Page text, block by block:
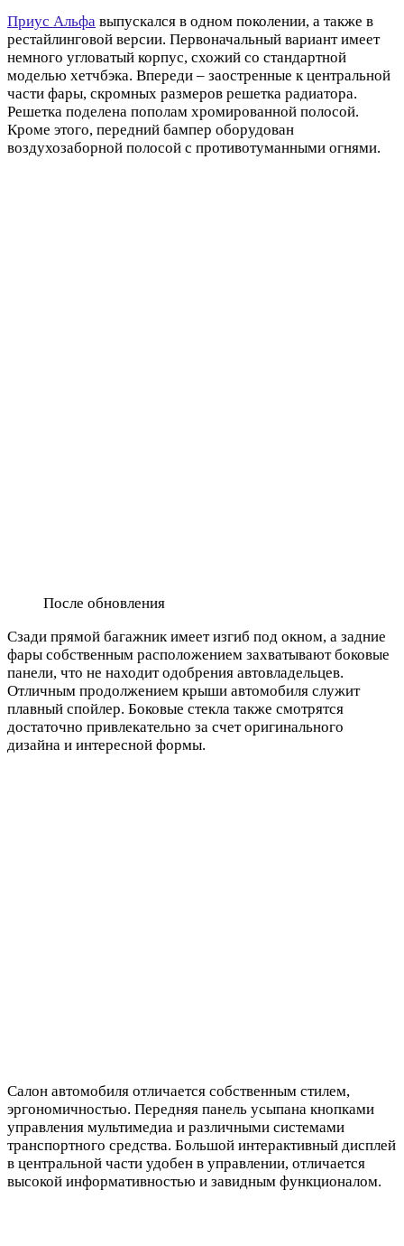
Приус Альфа выпускался в одном поколении, а также в
рестайлинговой версии. Первоначальный вариант имеет
немного угловатый корпус, схожий со стандартной
моделью хетчбэка. Впереди – заостренные к центральной
части фары, скромных размеров решетка радиатора.
Решетка поделена пополам хромированной полосой.
Кроме этого, передний бампер оборудован
воздухозаборной полосой с противотуманными огнями.
После обновления
Сзади прямой багажник имеет изгиб под окном, а задние
фары собственным расположением захватывают боковые
панели, что не находит одобрения автовладельцев.
Отличным продолжением крыши автомобиля служит
плавный спойлер. Боковые стекла также смотрятся
достаточно привлекательно за счет оригинального
дизайна и интересной формы.
Салон автомобиля отличается собственным стилем,
эргономичностью. Передняя панель усыпана кнопками
управления мультимедиа и различными системами
транспортного средства. Большой интерактивный дисплей
в центральной части удобен в управлении, отличается
высокой информативностью и завидным функционалом.